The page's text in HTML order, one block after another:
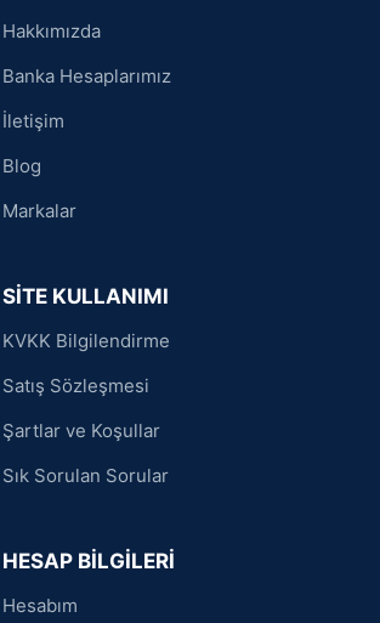
Hakkımızda
Banka Hesaplarımız
İletişim
Blog
Markalar
SİTE KULLANIMI
KVKK Bilgilendirme
Satış Sözleşmesi
Şartlar ve Koşullar
Sık Sorulan Sorular
HESAP BİLGİLERİ
Hesabım